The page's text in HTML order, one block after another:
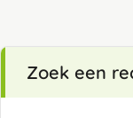
Zoek een